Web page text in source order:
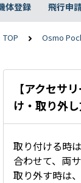
体登録 飛行申
TOP Osmo
【アクセサ
け・取り外し
取り付ける時
合わせて、両
取り外す時は